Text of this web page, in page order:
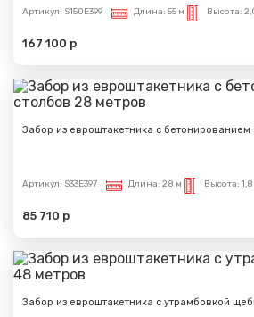
Артикул: S150E399 Длина: 55 м Высота:
167 100 р
Забор из евроштакетника с бетонированием
Артикул: S33E397 Длина: 28 м Высота:
85 710 р
Забор из евроштакетника с утрамбовкой